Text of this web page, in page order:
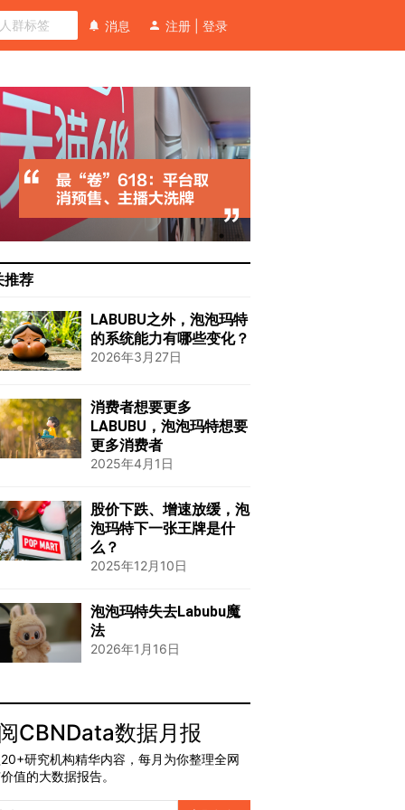
消息 注册 登录
推荐
LABUBU之外，泡泡玛特
的系统能力有哪些变化？
2026年3月27日
消费者想要更多
LABUBU，泡泡玛特想要
更多消费者
2025年4月1日
股价下跌、增速放缓，泡
泡玛特下一张王牌是什
么？
2025年12月10日
泡泡玛特失去Labubu魔
法
2026年1月16日
CBNData数据月报
研究机构精华内容，每月为你整理全网
值的大数据报告。